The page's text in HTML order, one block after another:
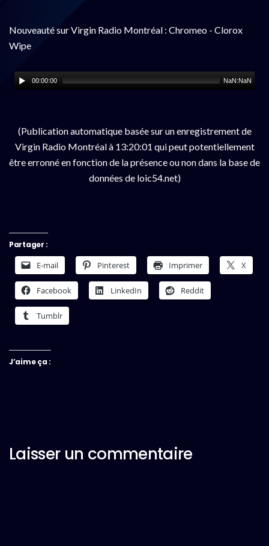
Nouveauté sur Virgin Radio Montréal : Chromeo - Clorox
Wipe
00:00:00 NaN:NaN
(Publication automatique basée sur un enregistrement de
Virgin Radio Montréal à 13:20:01 qui peut potentiellement
être erronné en fonction de la présence ou non dans la base de
données de loic54.net)
Partager :
E-mail Pinterest Imprimer X
Facebook LinkedIn Reddit
Tumblr
J’aime ça :
Laisser un commentaire